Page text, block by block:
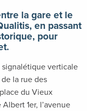
la gare et le
en passant
pour
signalétique verticale
la rue des
du Vieux
1er, l’avenue